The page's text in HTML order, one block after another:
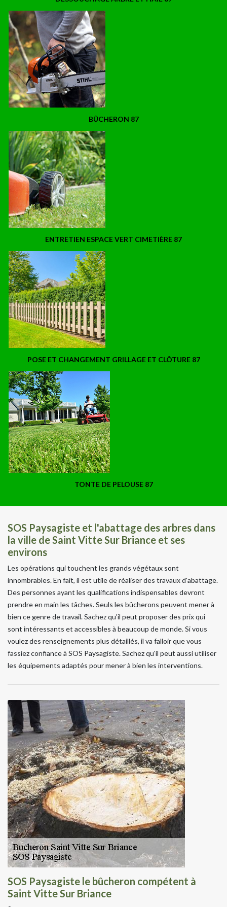
BÛCHERON 87
ENTRETIEN ESPACE VERT CIMETIÈRE 87
POSE ET CHANGEMENT GRILLAGE ET CLÔTURE 87
TONTE DE PELOUSE 87
SOS Paysagiste et l'abattage des arbres dans
la ville de Saint Vitte Sur Briance et ses
environs
Les opérations qui touchent les grands végétaux sont
innombrables. En fait, il est utile de réaliser des travaux d'abattage.
Des personnes ayant les qualifications indispensables devront
prendre en main les tâches. Seuls les bûcherons peuvent mener à
bien ce genre de travail. Sachez qu'il peut proposer des prix qui
sont intéressants et accessibles à beaucoup de monde. Si vous
voulez des renseignements plus détaillés, il va falloir que vous
fassiez confiance à SOS Paysagiste. Sachez qu'il peut aussi utiliser
les équipements adaptés pour mener à bien les interventions.
SOS Paysagiste le bûcheron compétent à
Saint Vitte Sur Briance